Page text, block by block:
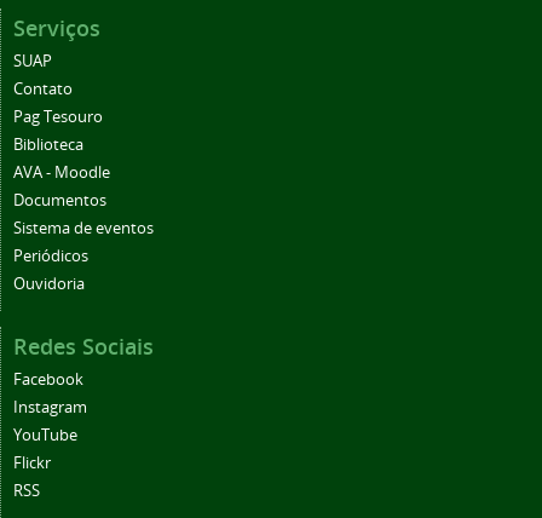
Serviços
SUAP
Contato
Pag Tesouro
Biblioteca
AVA - Moodle
Documentos
Sistema de eventos
Periódicos
Ouvidoria
Redes Sociais
Facebook
Instagram
YouTube
Flickr
RSS